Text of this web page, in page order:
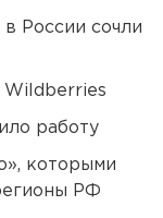
России сочли
Wildberries
работу
которыми
РФ